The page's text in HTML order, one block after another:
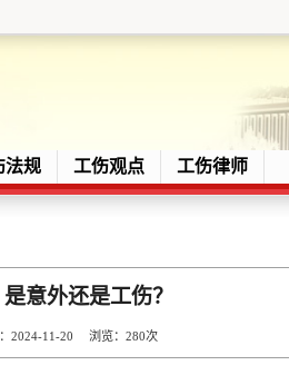
法规 工伤观点 工伤律师
意外还是工伤？
2024-11-20 浏览： 280次